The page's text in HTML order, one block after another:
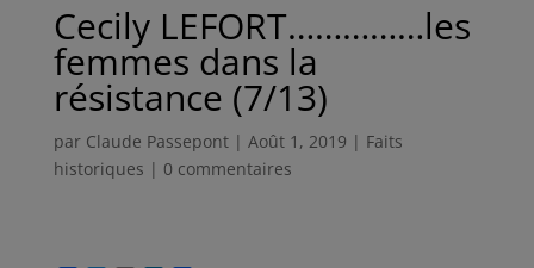
Cecily LEFORT……………les
femmes dans la
résistance (7/13)
par Claude Passepont| Août 1, 2019 | Faits
historiques | 0 commentaires